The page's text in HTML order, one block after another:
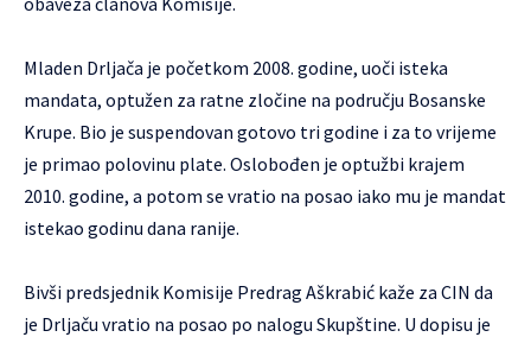
Mladen Drljača je početkom 2008. godine, uoči isteka
mandata, optužen za ratne zločine na području Bosanske
Krupe. Bio je suspendovan gotovo tri godine i za to vrijeme
je primao polovinu plate. Oslobođen je optužbi krajem
2010. godine, a potom se vratio na posao iako mu je mandat
istekao godinu dana ranije.
Bivši predsjednik Komisije Predrag Aškrabić kaže za CIN da
je Drljaču vratio na posao po nalogu Skupštine. U dopisu je